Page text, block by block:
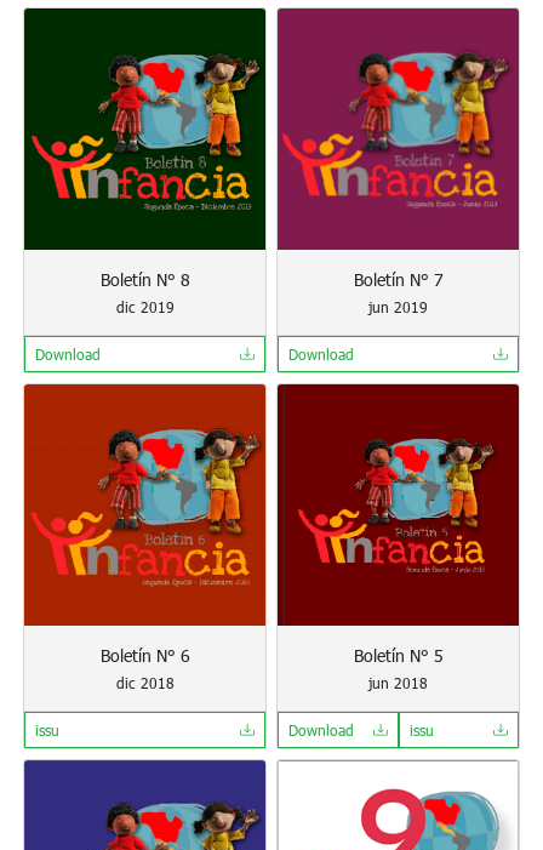
Boletín N° 8
dic 2019
Download
Boletín N° 7
jun 2019
Download
Boletín N° 6
dic 2018
issu
Boletín N° 5
jun 2018
Download issu